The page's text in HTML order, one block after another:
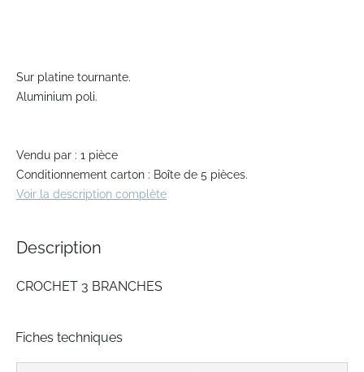
to
the
images
gallery
Sur platine tournante.
Aluminium poli.
Vendu par : 1 pièce
Conditionnement carton : Boîte de 5 pièces.
Voir la description complète
Description
CROCHET 3 BRANCHES
Fiches techniques